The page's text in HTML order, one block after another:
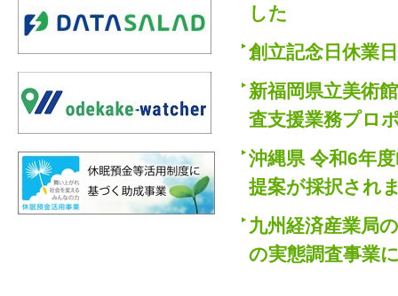
した
創立記念日休業
新福岡県立美術
査支援業務プロ
沖縄県 令和6年
提案が採択され
九州経済産業局
の実態調査事業